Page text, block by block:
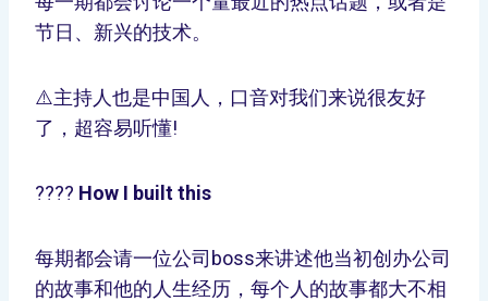
节日、新兴的技术。
⚠️主持人也是中国人，口音对我们来说很友好
了，超容易听懂!
???? How I built this
每期都会请一位公司boss来讲述他当初创办公司
的故事和他的人生经历，每个人的故事都大不相